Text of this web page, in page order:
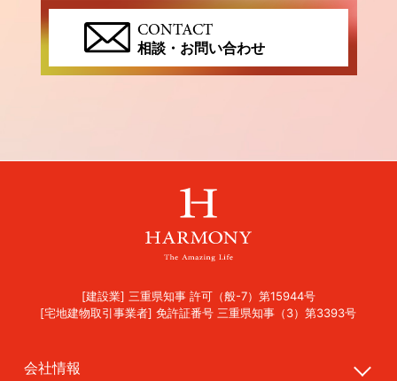
CONTACT
相談・お問い合わせ
[建設業] 三重県知事 許可（般-7）第15944号
[宅地建物取引事業者] 免許証番号 三重県知事（3）第3393号
会社情報